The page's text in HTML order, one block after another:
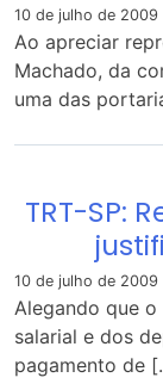
10 de julho de 2009
Ao apreciar
Machado, da
uma das
TRT-SP:
10 de julho de 2009
Alegando que
salarial e dos
pagamento de